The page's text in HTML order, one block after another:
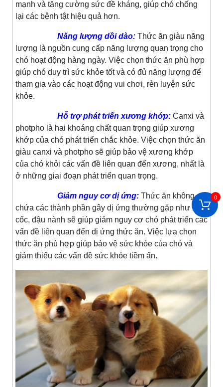
mạnh và tăng cường sức đề kháng, giúp chó chống
lại các bệnh tật hiệu quả hơn.
Năng lượng dồi dào: Thức ăn giàu năng
lượng là nguồn cung cấp năng lượng quan trọng cho
chó hoạt động hàng ngày. Việc chọn thức ăn phù hợp
giúp chó duy trì sức khỏe tốt và có đủ năng lượng để
tham gia vào các hoạt động vui chơi, rèn luyện sức
khỏe.
Hỗ trợ phát triển xương khớp: Canxi và
photpho là hai khoáng chất quan trọng giúp xương
khớp của chó phát triển chắc khỏe. Việc chọn thức ăn
giàu canxi và photpho sẽ giúp bảo vệ xương khớp
của chó khỏi các vấn đề liên quan đến xương, nhất là
ở những giai đoạn phát triển quan trọng.
Giảm nguy cơ dị ứng: Thức ăn không
chứa các thành phần gây dị ứng thường gặp như ngũ
cốc, đậu nành sẽ giúp giảm nguy cơ chó phát triển các
vấn đề liên quan đến dị ứng thức ăn. Việc lựa chọn
thức ăn phù hợp giúp bảo vệ sức khỏe của chó và
giảm thiểu các vấn đề sức khỏe tiềm ẩn.
0